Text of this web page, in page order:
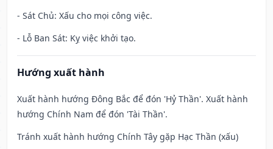
- Sát Chủ: Xấu cho mọi công việc.
- Lỗ Ban Sát: Kỵ việc khởi tạo.
Hướng xuất hành
Xuất hành hướng Đông Bắc để đón 'Hỷ Thần'. Xuất hành
hướng Chính Nam để đón 'Tài Thần'.
Tránh xuất hành hướng Chính Tây gặp Hạc Thần (xấu)